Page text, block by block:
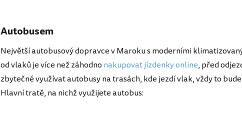
Autobusem
Největší autobusový dopravce v Maroku s moderními
od vlaků je více než záhodno nakupovat jízdenky online, před
zbytečné využívat autobusy na trasách, kde jezdí vlak, vždy to
Hlavní tratě, na nichž využijete autobus: